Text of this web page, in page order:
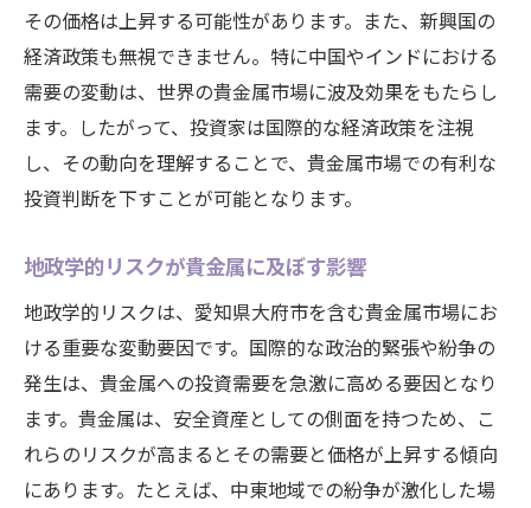
その価格は上昇する可能性があります。また、新興国の
経済政策も無視できません。特に中国やインドにおける
需要の変動は、世界の貴金属市場に波及効果をもたらし
ます。したがって、投資家は国際的な経済政策を注視
し、その動向を理解することで、貴金属市場での有利な
投資判断を下すことが可能となります。
地政学的リスクが貴金属に及ぼす影響
地政学的リスクは、愛知県大府市を含む貴金属市場にお
ける重要な変動要因です。国際的な政治的緊張や紛争の
発生は、貴金属への投資需要を急激に高める要因となり
ます。貴金属は、安全資産としての側面を持つため、こ
れらのリスクが高まるとその需要と価格が上昇する傾向
にあります。たとえば、中東地域での紛争が激化した場